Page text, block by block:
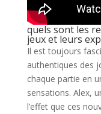
quels sont les
jeux et leurs
Il est toujours
authentiques des
chaque partie en
sensations. Alex,
l’effet que ces